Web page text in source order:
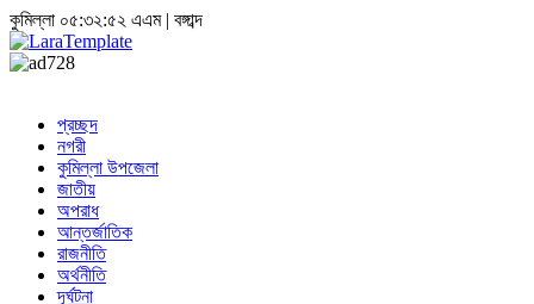
কুমিল্লা ০৫:৩২:৫২ এএম| বঙ্গাব্দ
প্রচ্ছদ
নগরী
কুমিল্লা উপজেলা
জাতীয়
অপরাধ
আন্তর্জাতিক
রাজনীতি
অর্থনীতি
দূর্ঘটনা